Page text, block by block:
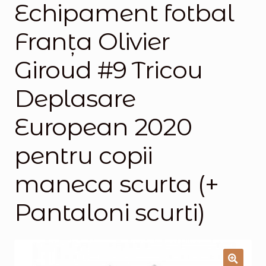
Magazinul
Echipament fotbal
Franţa Olivier
Giroud #9 Tricou
Deplasare
European 2020
pentru copii
maneca scurta (+
Pantaloni scurti)